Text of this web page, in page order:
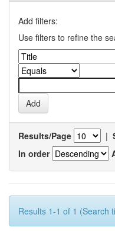
Add filters:
Use filters to refine the
Results/Page |
In order
Results 1-1 of 1 (Search